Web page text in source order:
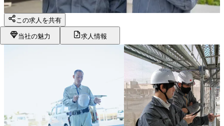
この求人を共有
当社の魅力 求人情報